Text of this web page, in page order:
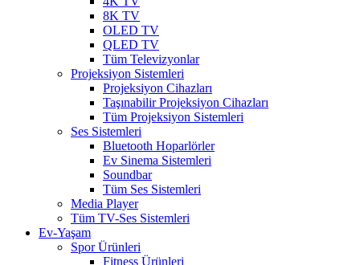
8K TV
OLED TV
QLED TV
Tüm Televizyonlar
Projeksiyon Sistemleri
Projeksiyon Cihazları
Taşınabilir Projeksiyon Cihazları
Tüm Projeksiyon Sistemleri
Ses Sistemleri
Bluetooth Hoparlörler
Ev Sinema Sistemleri
Soundbar
Tüm Ses Sistemleri
Media Player
Tüm TV-Ses Sistemleri
Ev-Yaşam
Spor Ürünleri
Fitness Ürünleri